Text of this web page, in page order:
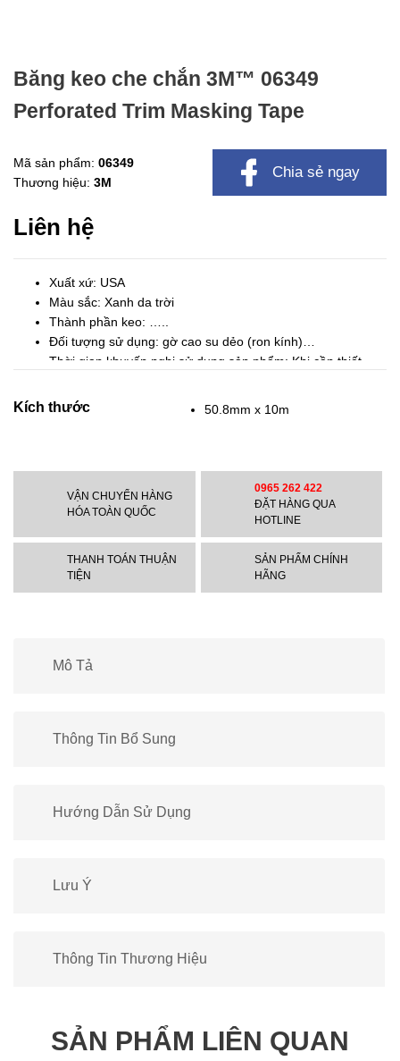
Băng keo che chắn 3M™ 06349
Perforated Trim Masking Tape
Mã sản phẩm: 06349
Thương hiệu: 3M
Chia sẻ ngay
Liên hệ
Xuất xứ: USA
Màu sắc: Xanh da trời
Thành phần keo: …..
Đối tượng sử dụng: gờ cao su dẻo (ron kính)…
Thời gian khuyến nghị sử dụng sản phẩm: Khi cần thiết
Kích thước 50.8mm x 10m
VẬN CHUYỂN HÀNG
HÓA TOÀN QUỐC
0965 262 422
ĐẶT HÀNG QUA
HOTLINE
THANH TOÁN THUẬN
TIỆN
SẢN PHẨM CHÍNH
HÃNG
Mô Tả
Thông Tin Bổ Sung
Hướng Dẫn Sử Dụng
Lưu Ý
Thông Tin Thương Hiệu
SẢN PHẨM LIÊN QUAN